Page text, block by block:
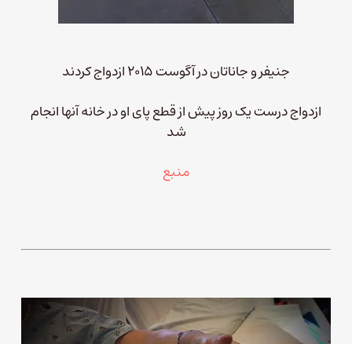
جنیفر و جاناتان در آگوست ۲۰۱۵ ازدواج کردند
ازدواج درست یک روز پیش از قطع پای او در خانه آنها انجام
شد
منبع